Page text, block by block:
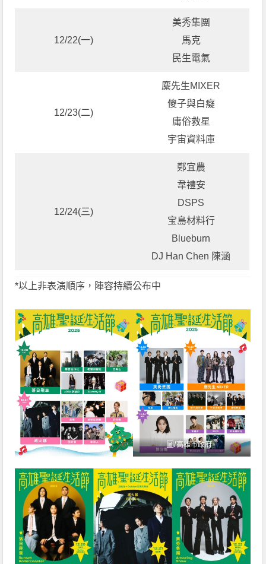
12/22(一)
美秀集團
馬克
民生電氣
12/23(二)
麋先生MIXER
傻子與白癡
庸俗救星
宇宙資料庫
12/24(三)
鄭宜農
韋禮安
DSPS
宝島材料行
Blueburn
DJ Han Chen 陳涵
*以上非表演順序，陣容持續公布中
圖/高雄市政府